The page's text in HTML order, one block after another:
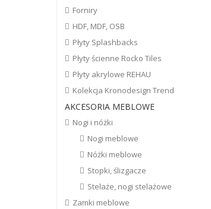
Forniry
HDF, MDF, OSB
Płyty Splashbacks
Płyty ścienne Rocko Tiles
Płyty akrylowe REHAU
Kolekcja Kronodesign Trend
AKCESORIA MEBLOWE
Nogi i nóżki
Nogi meblowe
Nóżki meblowe
Stopki, ślizgacze
Stelaże, nogi stelażowe
Zamki meblowe